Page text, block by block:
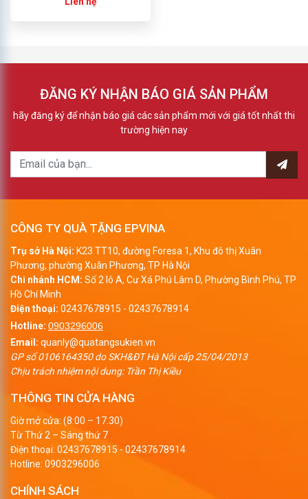
ĐĂNG KÝ NHẬN BÁO GIÁ SẢN PHẨM
hãy đăng ký để nhận báo giá các sản phẩm mới với giá tốt nhất thi
trường hiện nay
CÔNG TY QUÀ TẶNG EPVINA
Trụ sở Hà Nội: K23 TT10, đường Foresa 1, Khu đô thị Xuân
Phương, phường Xuân Phương, TP Hà Nội
Chi nhánh HCM: Số 2 lô A, Cư Xá Phú Lâm D, Phường Bình Phú, TP
Hồ Chí Minh
Điện thoại: 02437678915 - 02437678914
Hotline: 0903296006
Email: quanly@quatangsukien.vn
GP số 0106164350 do SKH&ĐT Hà Nội cấp 25/04/2013
Chịu trách nhiệm nội dung: Trần Thị Kiều
THÔNG TIN CỬA HÀNG
Giờ mở cửa: (8:00 – 17:30)
Từ Thứ 2 – Sáng thứ 7
Điện thoại: 02437678915 - 02437678914
Hotline: 0903296006
CHÍNH SÁCH